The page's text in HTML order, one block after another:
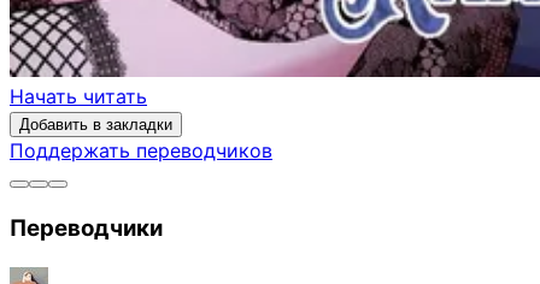
Начать читать
Добавить в закладки
Поддержать переводчиков
Переводчики